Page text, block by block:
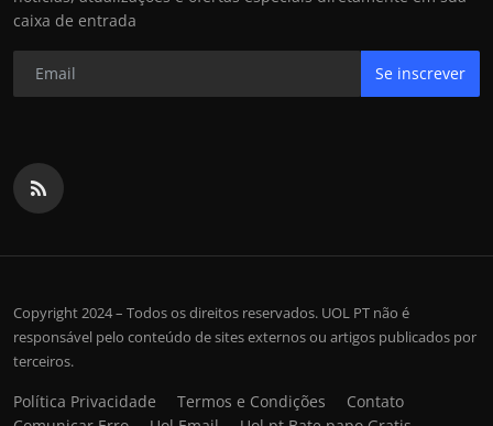
caixa de entrada
Se inscrever
Copyright 2024 – Todos os direitos reservados. UOL PT não é
responsável pelo conteúdo de sites externos ou artigos publicados por
terceiros.
Política Privacidade Termos e Condições
Contato